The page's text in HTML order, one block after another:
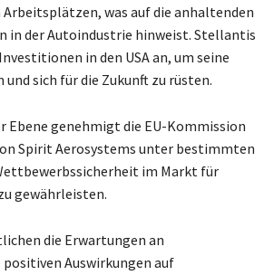
Arbeitsplätzen, was auf die anhaltenden
in der Autoindustrie hinweist. Stellantis
in den USA an, um seine
und sich für die Zukunft zu rüsten.
Ebene genehmigt die EU-Kommission
Spirit Aerosystems unter bestimmten
im Markt für
gewährleisten.
die Erwartungen an
positiven Auswirkungen auf